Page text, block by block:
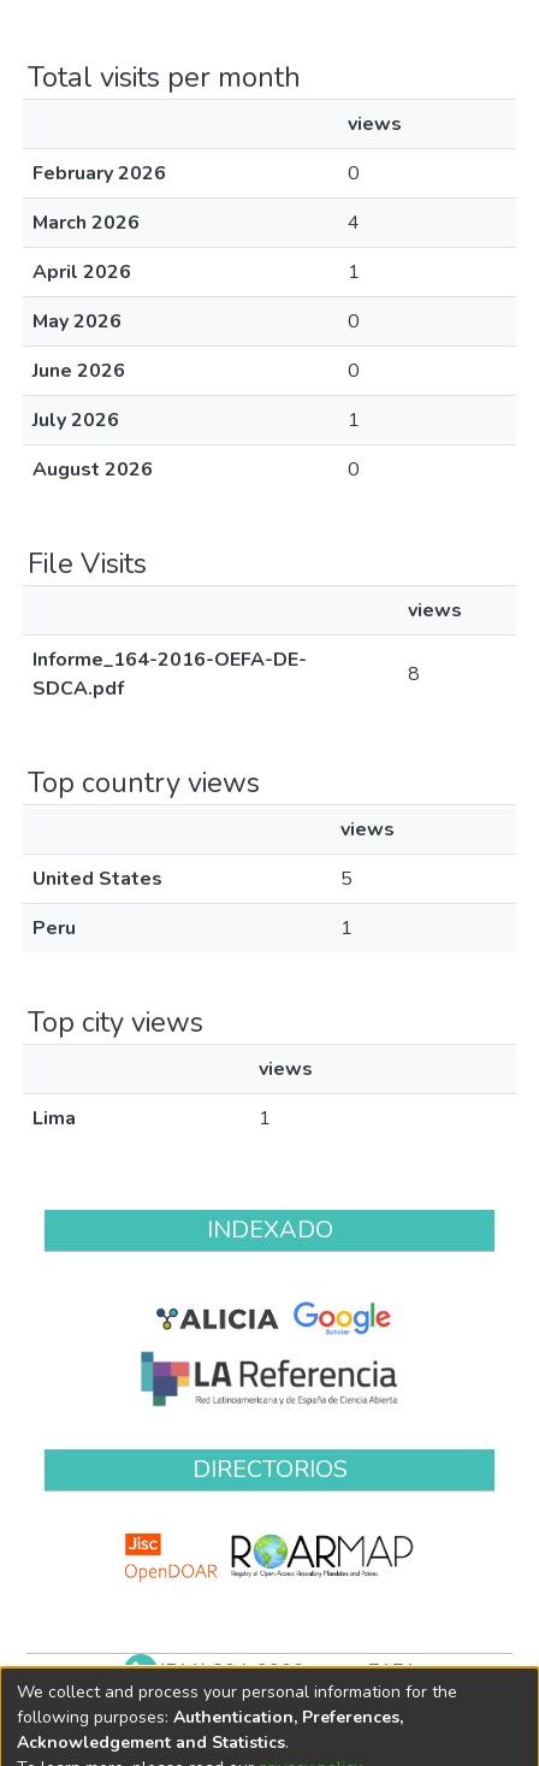
Total visits per month
views
February 2026
0
March 2026
4
April 2026
1
May 2026
0
June 2026
0
July 2026
1
August 2026
0
File Visits
views
Informe_164-2016-OEFA-DE-
SDCA.pdf
8
Top country views
views
United States
5
Peru
1
Top city views
views
Lima
1
INDEXADO
DIRECTORIOS
(511) 204-9900 anexo 7171
biblioteca@oefa.gob.pe
We collect and process your personal information for the
following purposes: Authentication, Preferences,
Acknowledgement and Statistics.